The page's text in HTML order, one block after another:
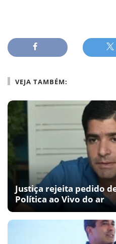
VEJA TAMBÉM:
Justiça rejeita pedido
Política ao Vivo do ar